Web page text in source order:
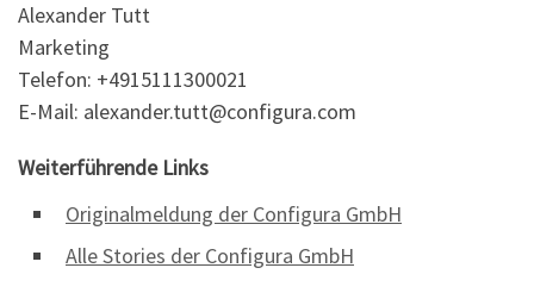
Alexander Tutt
Marketing
Telefon: +4915111300021
E-Mail: alexander.tutt@configura.com
Weiterführende Links
Originalmeldung der Configura GmbH
Alle Stories der Configura GmbH